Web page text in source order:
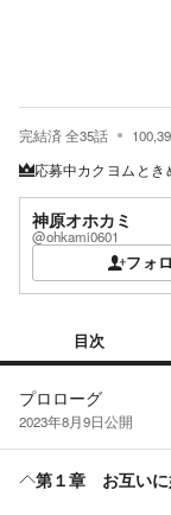
完結済全35話
応募中カクヨムとき
神原オホカミ
@ohkami0601
フォ
目次
プロローグ
2023年8月9日公開
第１章 お互いに